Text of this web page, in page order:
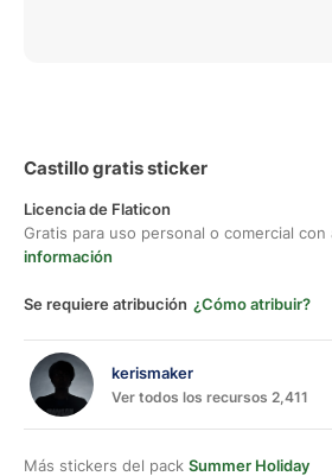
Castillo gratis sticker
Licencia de Flaticon
Gratis para uso personal o comercial con
información
Se requiere atribución ¿Cómo atribuir?
kerismaker
Ver todos los recursos 2,411
Más stickers del pack Summer Holiday